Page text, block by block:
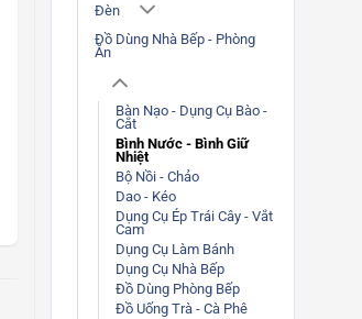
Đèn
Đồ Dùng Nhà Bếp - Phòng
Ăn
Bàn Nạo - Dụng Cụ Bào -
Cắt
Bình Nước - Bình Giữ
Nhiệt
Bộ Nồi - Chảo
Dao - Kéo
Dụng Cụ Ép Trái Cây - Vắt
Cam
Dụng Cụ Làm Bánh
Dụng Cụ Nhà Bếp
Đồ Dùng Phòng Bếp
Đồ Uống Trà - Cà Phê